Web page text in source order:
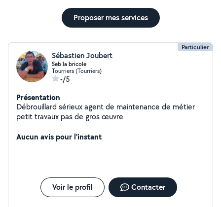
Proposer mes services
Particulier
Sébastien Joubert
Seb la bricole
Tourriers (Tourriers)
-/5
Présentation
Débrouillard sérieux agent de maintenance de métier
petit travaux pas de gros œuvre
Aucun avis pour l'instant
Voir le profil Contacter